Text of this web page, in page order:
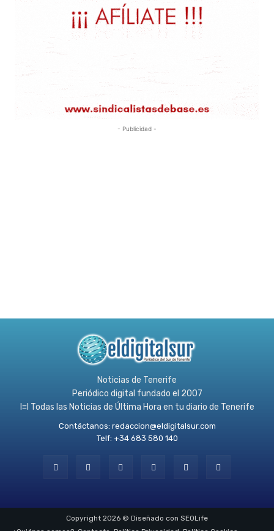
- Publicidad -
Noticias de Tenerife
Periódico digital fundado el 2007
l≡l Todas las Noticias de Última Hora en tu diario de Tenerife
Contáctanos: redaccion@eldigitalsur.com
Telf: +34 683 580 140
Copyright 2026 © Diseñado con SEOLife